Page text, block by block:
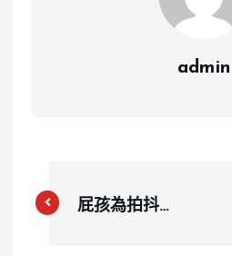
admin
屁孩為拍抖音